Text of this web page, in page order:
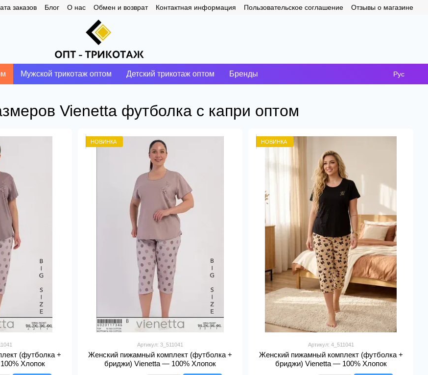
заказов Блог О нас Обмен и возврат Контактная информация Пользовательское соглашение Отзывы о магазине
Мужской трикотаж оптом Детский трикотаж оптом Бренды Рус
Vienetta футболка с капри оптом
(футболка +
Хлопок
НОВИНКА
Артикул: 3_511041
Женский пижамный комплект (футболка +
бриджи) Vienetta — 100% Хлопок
НОВИНКА
Артикул: 4_511041
Женский пижамный комплект (футболка +
бриджи) Vienetta — 100% Хлопок